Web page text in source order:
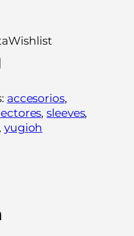
accesorios
, sleeves
, yugioh